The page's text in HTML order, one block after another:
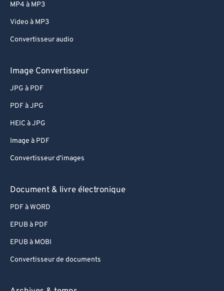
MP4 à MP3
Video à MP3
Convertisseur audio
Image Convertisseur
JPG à PDF
PDF à JPG
HEIC à JPG
Image à PDF
Convertisseur d'images
Document & livre électronique
PDF à WORD
EPUB à PDF
EPUB à MOBI
Convertisseur de documents